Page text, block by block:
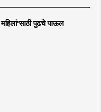
पुढचे पाऊल